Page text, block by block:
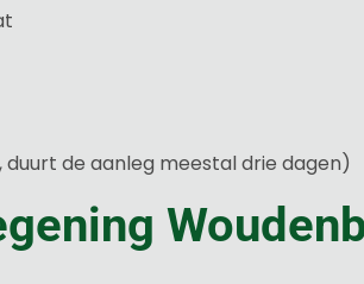
de aanleg meestal drie dagen)